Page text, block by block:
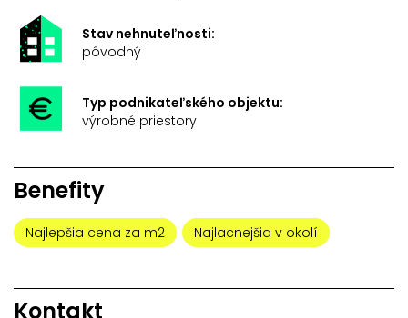
Stav nehnuteľnosti:
pôvodný
Typ podnikateľského objektu:
výrobné priestory
Benefity
Najlepšia cena za m2 Najlacnejšia v okolí
Kontakt